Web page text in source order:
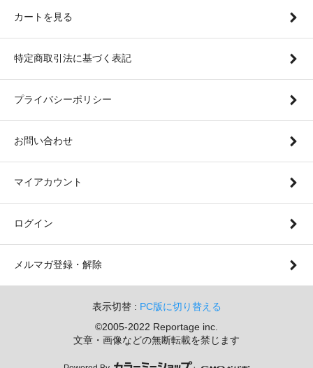
カートを見る
特定商取引法に基づく表記
プライバシーポリシー
お問い合わせ
マイアカウント
ログイン
メルマガ登録・解除
表示切替 : PC版に切り替える
©2005-2022 Reportage inc.
文章・画像などの無断転載を禁じます